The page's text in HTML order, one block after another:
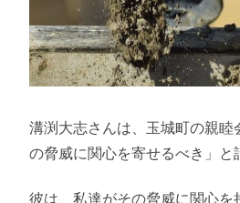
溝渕大志さんは、玉城町の親睦
の脅威に関心を寄せるべき」と
彼は、私達がその脅威に関心を